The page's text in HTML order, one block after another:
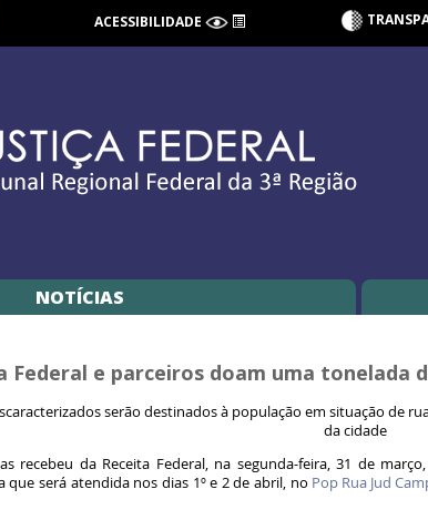
ACESSIBILIDADE
NOTÍCIAS
Federal e parceiros doam uma tonelada
serão destinados à população em situação de
da cidade
recebeu da Receita Federal, na segunda-feira, 31 de
será atendida nos dias 1º e 2 de abril, no Pop Rua Jud